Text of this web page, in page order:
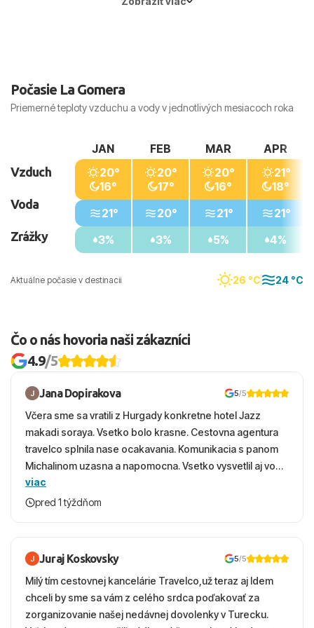
Počasie La Gomera
Priemerné teploty vzduchu a vody v jednotlivých mesiacoch roka
Aktuálne počasie v destinacii 26 °C 24 °C
Vzduch
Voda
Zrážky
JAN
20°
16°
21°
3%
FEB
20°
17°
20°
3%
MAR
20°
16°
21°
5%
APR
21°
18°
21°
4%
Čo o nás hovoria naši zákazníci
4.9/5
Jana Dopirakova 5/5
Včera sme sa vratili z Hurgady konkretne hotel Jazz
makadi soraya. Vsetko bolo krasne. Cestovna agentura
travelco splnila nase ocakavania. Komunikacia s panom
Michalinom uzasna a napomocna. Vsetko vysvetlil aj vo
vecernych hodinach zaco sa ospravedlnujem. Hotel
krasny, cisty. Sluzby top. Strava, prostredie, more,
viac
pred 1 týždňom
Juraj Koskovsky 5/5
Milý tím cestovnej kancelárie Travelco,už teraz aj Idem
chceli by sme sa vám z celého srdca poďakovať za
zorganizovanie našej nedávnej dovolenky v Turecku.